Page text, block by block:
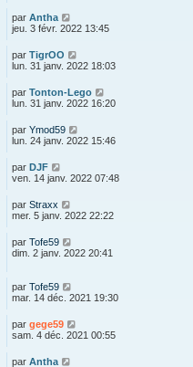
par Antha
jeu. 3 févr. 2022 13:45
par TigrOO
lun. 31 janv. 2022 18:03
par Tonton-Lego
lun. 31 janv. 2022 16:20
par Ymod59
lun. 24 janv. 2022 15:46
par DJF
ven. 14 janv. 2022 07:48
par Straxx
mer. 5 janv. 2022 22:22
par Tofe59
dim. 2 janv. 2022 20:41
par Tofe59
mar. 14 déc. 2021 19:30
par gege59
sam. 4 déc. 2021 00:55
par Antha